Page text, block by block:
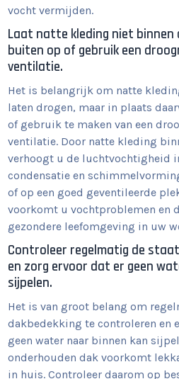
vocht vermijden.
Laat natte kleding niet binnen
buiten op of gebruik een
ventilatie.
Het is belangrijk om natte
laten drogen, maar in plaats
of gebruik te maken van een
ventilatie. Door natte kleding
verhoogt u de luchtvochtigheid
condensatie en
of op een goed geventileerde
voorkomt u vochtproblemen en
gezondere leefomgeving in uw
Controleer regelmatig de
en zorg ervoor dat er geen
sijpelen.
Het is van groot belang om
dakbedekking te controleren en
geen water naar binnen kan
onderhouden dak voorkomt
in huis. Controleer daarom op